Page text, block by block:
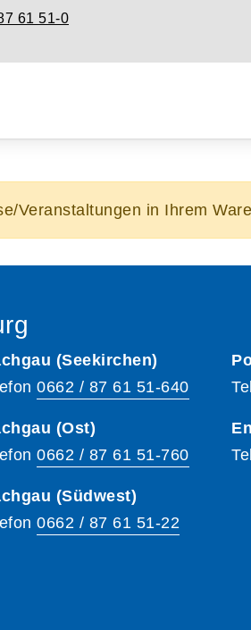
61 51-0
Veranstaltungen in Ihrem
(Seekirchen)
0662 / 87 61 51-640
(Ost)
0662 / 87 61 51-760
(Südwest)
0662 / 87 61 51-22